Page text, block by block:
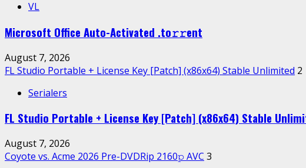
VL
Microsoft Office Auto-Activated .tо𝚛𝚛еnt
August 7, 2026
FL Studio Portable + License Key [Patch] (x86x64) Stable Unlimited 2
Serialers
FL Studio Portable + License Key [Patch] (x86x64) Stable
August 7, 2026
Coyote vs. Acme 2026 Pre-DVDRip 2160𝚙 AVC 3